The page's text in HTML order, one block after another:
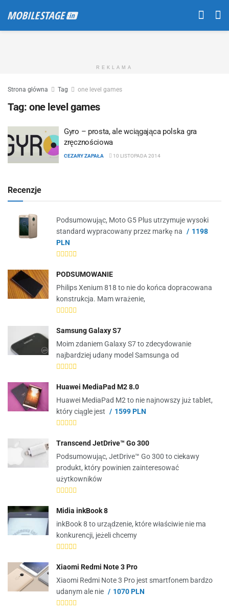
REKLAMA
Strona główna Tag one level games
Tag: one level games
Gyro – prosta, ale wciągająca polska gra
zręcznościowa
CEZARY ZAPAŁA 10 LISTOPADA 2014
Recenzje
Podsumowując, Moto G5 Plus utrzymuje wysoki
standard wypracowany przez markę na
1198
PLN
PODSUMOWANIE
Philips Xenium 818 to nie do końca dopracowana
konstrukcja. Mam wrażenie,
Samsung Galaxy S7
Moim zdaniem Galaxy S7 to zdecydowanie
najbardziej udany model Samsunga od
Huawei MediaPad M2 8.0
Huawei MediaPad M2 to nie najnowszy już tablet,
który ciągle jest
1599 PLN
Transcend JetDrive™ Go 300
Podsumowując, JetDrive™ Go 300 to ciekawy
produkt, który powinien zainteresować
użytkowników
Midia inkBook 8
inkBook 8 to urządzenie, które właściwie nie ma
konkurencji, jeżeli chcemy
Xiaomi Redmi Note 3 Pro
Xiaomi Redmi Note 3 Pro jest smartfonem bardzo
udanym ale nie
1070 PLN